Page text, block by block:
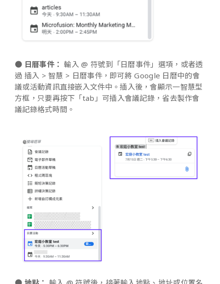
● 日曆事件： 輸入 @ 符號到「日曆事件」選項，或者透
過 插入 > 智慧 > 日曆事件，即可將 Google 日曆中的會
議或活動資訊直接嵌入文件中。插入後，會顯示一智慧型
方框，只要再按下「tab」可插入會議記錄，省去製作會
議記錄格式時間。